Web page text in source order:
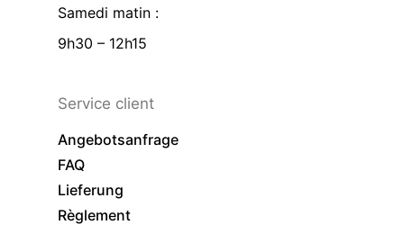
Samedi matin :
9h30 – 12h15
Service client
Angebotsanfrage
FAQ
Lieferung
Règlement